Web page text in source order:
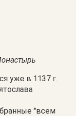
уже в 1137 г.
"всем